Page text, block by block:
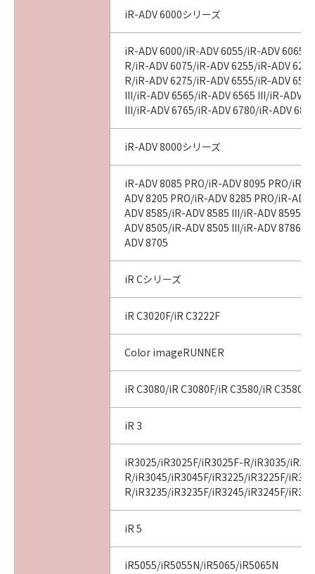
iR-ADV 6000シリーズ
iR-ADV 6000/iR-ADV 6055/iR-ADV 6065/
R/iR-ADV 6075/iR-ADV 6255/iR-ADV
R/iR-ADV 6275/iR-ADV 6555/iR-ADV
III/iR-ADV 6565/iR-ADV 6565 III/iR-ADV
III/iR-ADV 6765/iR-ADV 6780/iR-ADV
iR-ADV 8000シリーズ
iR-ADV 8085 PRO/iR-ADV 8095 PRO/iR-
ADV 8205 PRO/iR-ADV 8285 PRO/iR-
ADV 8585/iR-ADV 8585 III/iR-ADV 8595/
ADV 8505/iR-ADV 8505 III/iR-ADV 8786/
ADV 8705
iR Cシリーズ
iR C3020F/iR C3222F
Color imageRUNNER
iR C3080/iR C3080F/iR C3580/iR C3580F
iR 3
iR3025/iR3025F/iR3025F-R/iR3035/
R/iR3045/iR3045F/iR3225/iR3225F/
R/iR3235/iR3235F/iR3245/iR3245F/
iR 5
iR5055/iR5055N/iR5065/iR5065N